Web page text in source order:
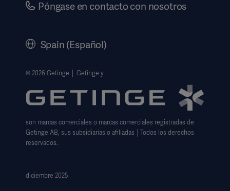
Política de privacidad del sitio web
Exención de responsabilidad de uso del sitio web
Aviso sobre las cookies
Formulario de solicitud de datos
Póngase en contacto con nosotros
Spain (Español)
© 2026 Getinge │ Getinge y
son marcas comerciales o marcas comerciales registradas de
Getinge AB, sus subsidiarias o afiliadas │Todos los derechos
reservados.
diciembre 2025